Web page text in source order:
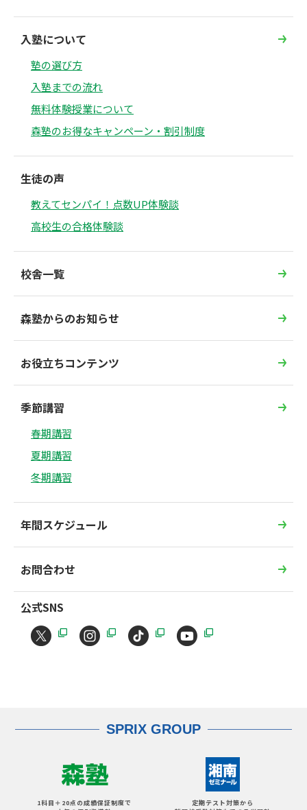
入塾について
塾の選び方
入塾までの流れ
無料体験授業について
森塾のお得なキャンペーン・割引制度
生徒の声
教えてセンパイ！点数UP体験談
高校生の合格体験談
校舎一覧
森塾からのお知らせ
お役立ちコンテンツ
季節講習
春期講習
夏期講習
冬期講習
年間スケジュール
お問合わせ
公式SNS
SPRIX GROUP
1科目＋20点の成績保証制度で
定期テスト対策から